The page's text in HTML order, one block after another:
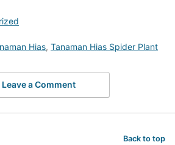
Hias, Tanaman Hias Spider Plant
Leave a Comment
Back to top